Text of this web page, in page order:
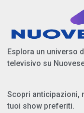
Esplora un universo
televisivo su
Scopri anticipazioni,
tuoi show preferiti.